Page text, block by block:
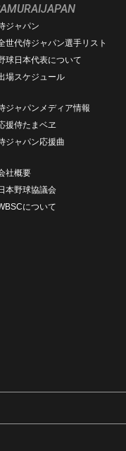
ジャパン
世代侍ジャパン選手リスト
球日本代表について
場スケジュール
ジャパンメディア情報
援侍たまベヱ
ジャパン応援曲
社概要
本野球協議会
について